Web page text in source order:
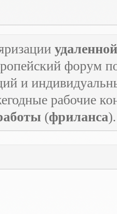
форум
и
рабочие
(фриланса).